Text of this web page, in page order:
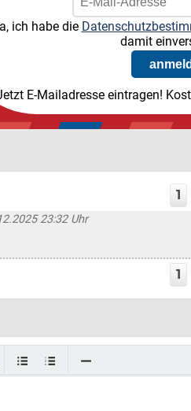
ich habe die
damit
E-Mailadresse eintragen!
1
23:32 Uhr
1